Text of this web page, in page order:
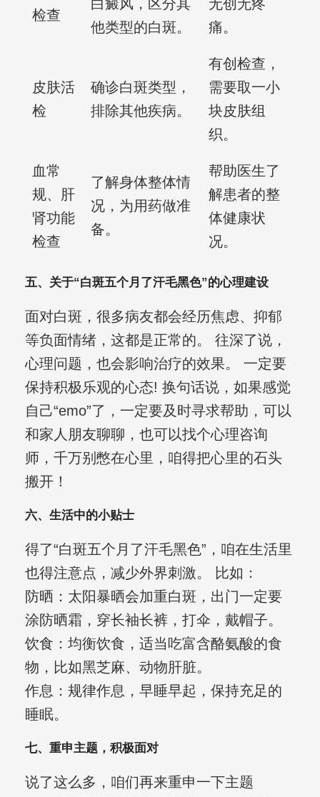
检查
白癜风，区分其
他类型的白斑。
无创无疼
痛。
皮肤活
检
确诊白斑类型，
排除其他疾病。
有创检查，
需要取一小
块皮肤组
织。
血常
规、肝
肾功能
检查
了解身体整体情
况，为用药做准
备。
帮助医生了
解患者的整
体健康状
况。
五、关于“白斑五个月了汗毛黑色”的心理建设
面对白斑，很多病友都会经历焦虑、抑郁
等负面情绪，这都是正常的。 往深了说，
心理问题，也会影响治疗的效果。 一定要
保持积极乐观的心态! 换句话说，如果感觉
自己“emo”了，一定要及时寻求帮助，可以
和家人朋友聊聊，也可以找个心理咨询
师，千万别憋在心里，咱得把心里的石头
搬开！
六、生活中的小贴士
得了“白斑五个月了汗毛黑色”，咱在生活里
也得注意点，减少外界刺激。 比如：
防晒：太阳暴晒会加重白斑，出门一定要
涂防晒霜，穿长袖长裤，打伞，戴帽子。
饮食：均衡饮食，适当吃富含酪氨酸的食
物，比如黑芝麻、动物肝脏。
作息：规律作息，早睡早起，保持充足的
睡眠。
七、重申主题，积极面对
说了这么多，咱们再来重申一下主题